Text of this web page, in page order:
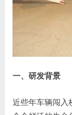
一、研发背景
近些年车辆闯入